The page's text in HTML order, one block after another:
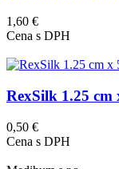
1,60 €
Cena s DPH
Obrázok
RexSilk 1.25 cm
0,50 €
Cena s DPH